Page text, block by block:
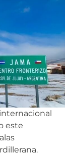
este